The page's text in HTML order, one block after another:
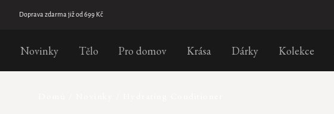
Doprava zdarma již od 699 Kč
Novinky Tělo Pro domov Krása Dárky Kolekce